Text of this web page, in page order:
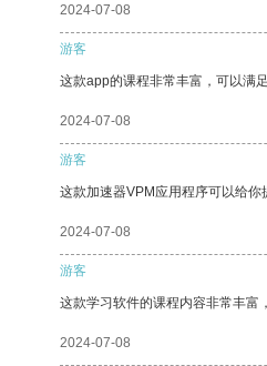
2024-07-08
游客
这款app的课程非常丰富，可以满
2024-07-08
游客
这款加速器VPM应用程序可以给你
2024-07-08
游客
这款学习软件的课程内容非常丰富
2024-07-08